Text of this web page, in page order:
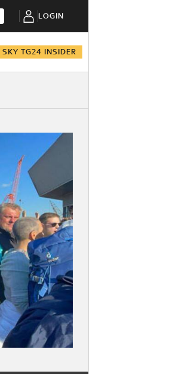
LOGIN
SKY TG24 INSIDER